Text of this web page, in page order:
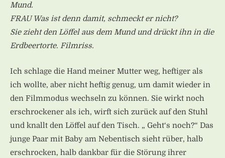
Mund.
FRAU Was ist denn damit, schmeckt er nicht?
Sie zieht den Löffel aus dem Mund und drückt ihn in die
Erdbeertorte. Filmriss.
Ich schlage die Hand meiner Mutter weg, heftiger als
ich wollte, aber nicht heftig genug, um damit wieder in
den Filmmodus wechseln zu können. Sie wirkt noch
erschrockener als ich, wirft sich zurück auf den Stuhl
und knallt den Löffel auf den Tisch. „ Geht‘s noch?“ Das
junge Paar mit Baby am Nebentisch sieht rüber, halb
erschrocken, halb dankbar für die Störung ihrer